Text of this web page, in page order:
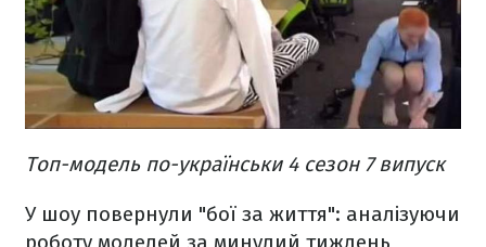
Топ-модель по-українськи 4 сезон 7 випуск
У шоу повернули "бої за життя": аналізуючи